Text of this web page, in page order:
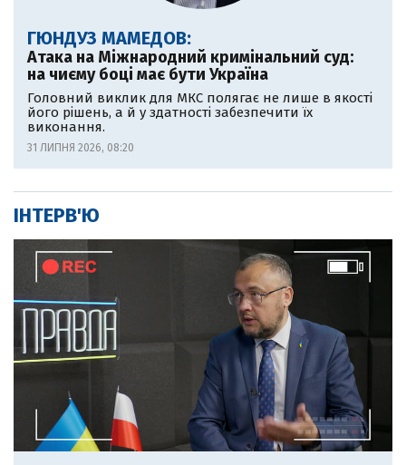
ГЮНДУЗ МАМЕДОВ:
Атака на Міжнародний кримінальний суд:
на чиєму боці має бути Україна
Головний виклик для МКС полягає не лише в якості
його рішень, а й у здатності забезпечити їх
виконання.
31 ЛИПНЯ 2026, 08:20
ІНТЕРВ'Ю